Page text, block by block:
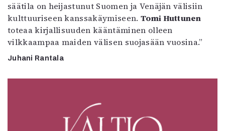
säätila on heijastunut Suomen ja Venäjän välisiin
kulttuuriseen kanssakäymiseen. Tomi Huttunen
toteaa kirjallisuuden kääntäminen olleen
vilkkaampaa maiden välisen suojasään vuosina.”
Juhani Rantala